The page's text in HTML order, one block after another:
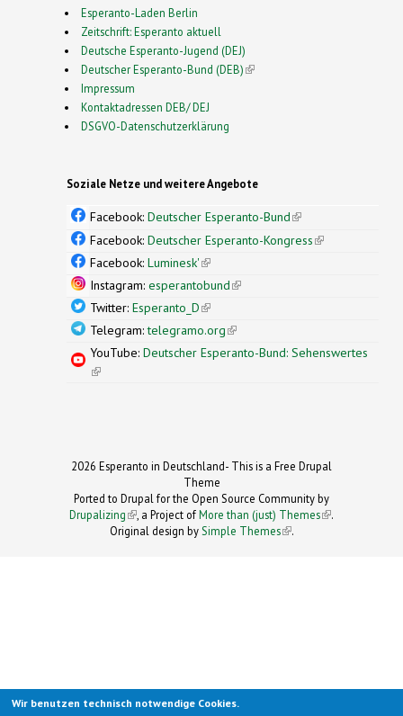
Esperanto-Laden Berlin
Zeitschrift: Esperanto aktuell
Deutsche Esperanto-Jugend (DEJ)
Deutscher Esperanto-Bund (DEB)(link is external)
Impressum
Kontaktadressen DEB/ DEJ
DSGVO-Datenschutzerklärung
Soziale Netze und weitere Angebote
Facebook: Deutscher Esperanto-Bund(link is
external)
Facebook: Deutscher Esperanto-Kongress(link is
Facebook: Luminesk'(link is external)
Instagram: esperantobund(link is external)
Twitter: Esperanto_D(link is external)
Telegram:telegramo.org(link is external)
YouTube: Deutscher Esperanto-Bund: Sehenswertes
(link is external)
2026 Esperanto in Deutschland- This is a Free Drupal
Theme
Ported to Drupal for the Open Source Community by
Drupalizing(link is external)
, a Project ofMore than (just) Themes (link is
.
Original design by Simple Themes
(link is
.
Wir benutzen technisch notwendige Cookies.